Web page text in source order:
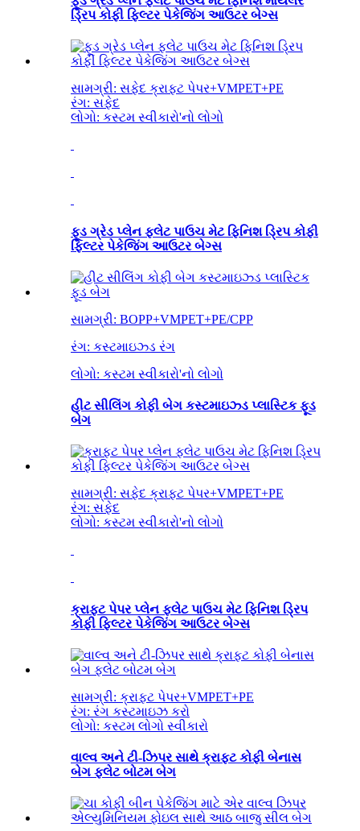
ડ્રિપ કોફી ફિલ્ટર પેકેજિંગ આઉટર બેગ્સ
સામગ્રી: સફેદ ક્રાફ્ટ પેપર+VMPET+PE
રંગ: સફેદ
લોગો: કસ્ટમ સ્વીકારો'નો લોગો
ફૂડ ગ્રેડ પ્લેન ફ્લેટ પાઉચ મેટ ફિનિશ ડ્રિપ કોફી
ફિલ્ટર પેકેજિંગ આઉટર બેગ્સ
સામગ્રી: BOPP+VMPET+PE/CPP
રંગ: કસ્ટમાઇઝ્ડ રંગ
લોગો: કસ્ટમ સ્વીકારો'નો લોગો
હીટ સીલિંગ કોફી બેગ કસ્ટમાઇઝ્ડ પ્લાસ્ટિક ફૂડ
બેગ
સામગ્રી: સફેદ ક્રાફ્ટ પેપર+VMPET+PE
રંગ: સફેદ
લોગો: કસ્ટમ સ્વીકારો'નો લોગો
ક્રાફ્ટ પેપર પ્લેન ફ્લેટ પાઉચ મેટ ફિનિશ ડ્રિપ
કોફી ફિલ્ટર પેકેજિંગ આઉટર બેગ્સ
સામગ્રી: ક્રાફ્ટ પેપર+VMPET+PE
રંગ: રંગ કસ્ટમાઇઝ કરો
લોગો: કસ્ટમ લોગો સ્વીકારો
વાલ્વ અને ટી-ઝિપર સાથે ક્રાફ્ટ કોફી બેનાસ
બેગ ફ્લેટ બોટમ બેગ